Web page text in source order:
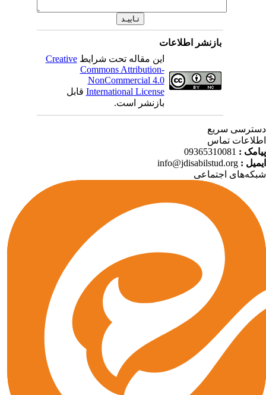
بازنشر اطلاعات
این مقاله تحت شرایطCreative
Commons Attribution-
NonCommercial 4.0
International Licenseقابل
بازنشر است.
سریع
تماس
:
09365310081
:
info@jdisabilstud.org
اجتماعی